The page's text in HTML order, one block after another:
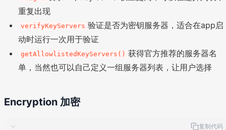
重复出现
verifyKeyServers 验证是否为密钥服务器，适合在app启
动时运行一次用于验证
getAllowlistedKeyServers() 获得官方推荐的服务器名
单，当然也可以自己定义一组服务器列表，让用户选择
Encryption 加密
复制代码